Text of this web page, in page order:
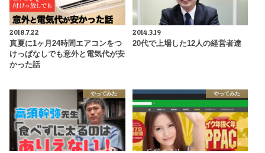
2018.7.22
真夏に1ヶ月24時間エアコンをつ
けっぱなしでも意外と電気代が安
かった話
2014.3.19
20代で上場した12人の経営者達
やってみた やってみた